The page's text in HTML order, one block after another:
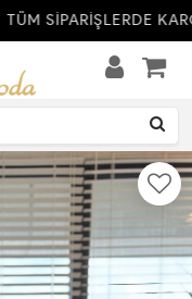
TÜM SİPARİŞLERDE